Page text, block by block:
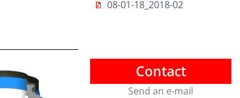
08-01-18_2018-02
Contact
Send an e-mail